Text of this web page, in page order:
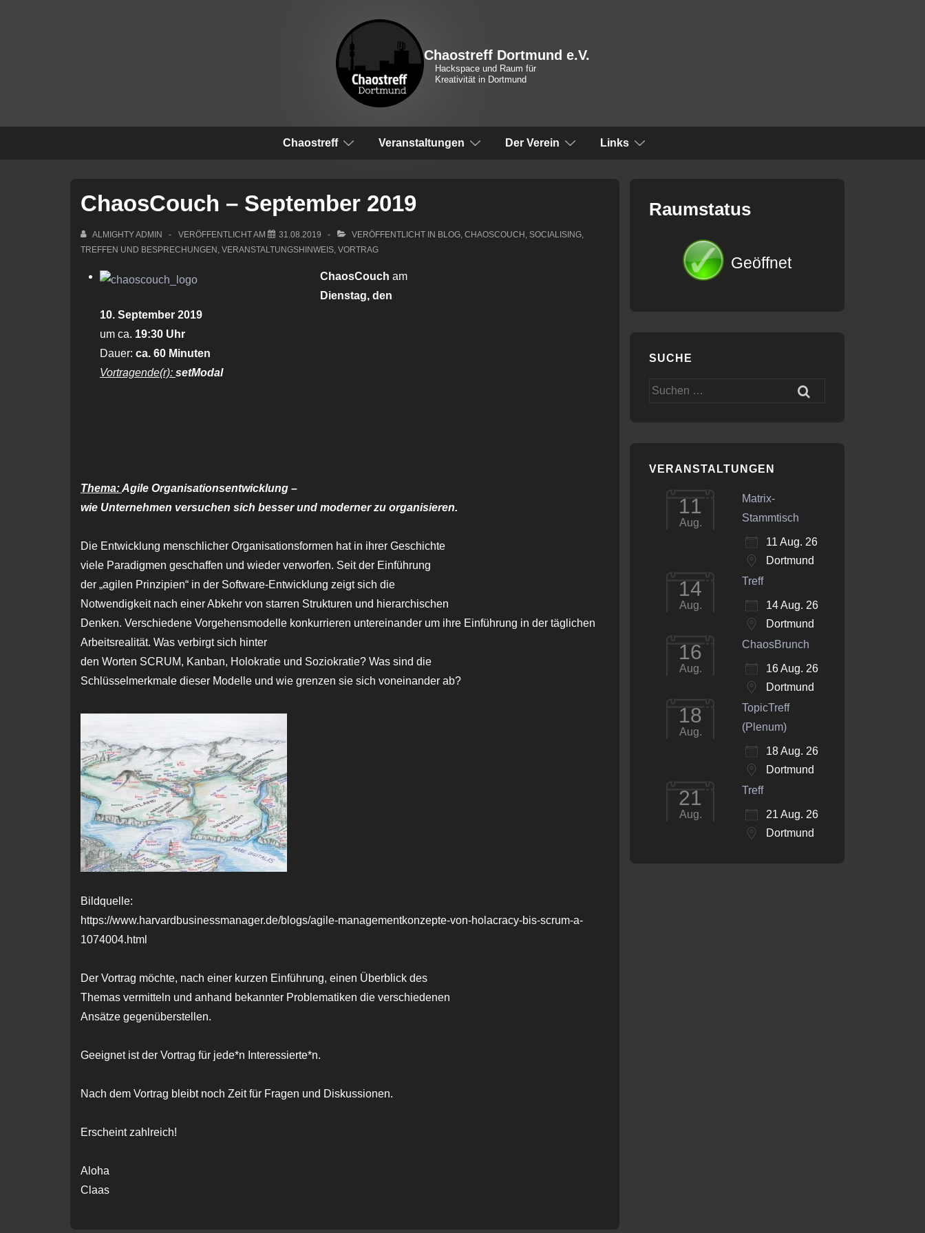
Chaostreff Dortmund e.V.
Hackspace und Raum für
Kreativität in Dortmund
Hauptnavigation
Chaostreff Veranstaltungen Der Verein Links
ChaosCouch – September 2019
ALMIGHTY ADMIN VERÖFFENTLICHT AM 31.08.2019 VERÖFFENTLICHT IN BLOG, CHAOSCOUCH , SOCIALISING,
TREFFEN UND BESPRECHUNGEN , VERANSTALTUNGSHINWEIS, VORTRAG
ChaosCouch am
Dienstag, den
10. September 2019
um ca. 19:30 Uhr
Dauer: ca. 60 Minuten
Vortragende(r): setModal
Thema:Agile Organisationsentwicklung –
wie Unternehmen versuchen sich besser und moderner zu organisieren.
Die Entwicklung menschlicher Organisationsformen hat in ihrer Geschichte
viele Paradigmen geschaffen und wieder verworfen. Seit der Einführung
der „agilen Prinzipien“ in der Software-Entwicklung zeigt sich die
Notwendigkeit nach einer Abkehr von starren Strukturen und hierarchischen
Denken. Verschiedene Vorgehensmodelle konkurrieren untereinander um ihre Einführung in der täglichen
Arbeitsrealität. Was verbirgt sich hinter
den Worten SCRUM, Kanban, Holokratie und Soziokratie? Was sind die
Schlüsselmerkmale dieser Modelle und wie grenzen sie sich voneinander ab?
Bildquelle:
https://www.harvardbusinessmanager.de/blogs/agile-managementkonzepte-von-holacracy-bis-scrum-a-
1074004.html
Der Vortrag möchte, nach einer kurzen Einführung, einen Überblick des
Themas vermitteln und anhand bekannter Problematiken die verschiedenen
Ansätze gegenüberstellen.
Geeignet ist der Vortrag für jede*n Interessierte*n.
Nach dem Vortrag bleibt noch Zeit für Fragen und Diskussionen.
Erscheint zahlreich!
Aloha
Claas
Raumstatus
Geöffnet
SUCHE
Suchen
VERANSTALTUNGEN
11
Aug.
Matrix-
Stammtisch
11 Aug. 26
Dortmund
14
Aug.
Treff
14 Aug. 26
Dortmund
16
Aug.
ChaosBrunch
16 Aug. 26
Dortmund
18
Aug.
TopicTreff
(Plenum)
18 Aug. 26
Dortmund
21
Aug.
Treff
21 Aug. 26
Dortmund